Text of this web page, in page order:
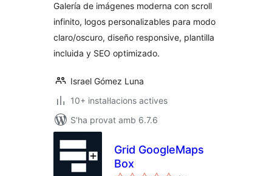
Galería de imágenes moderna con scroll
infinito, logos personalizables para modo
claro/oscuro, diseño responsive, plantilla
incluida y SEO optimizado.
Israel Gómez Luna
10+ instal·lacions actives
S'ha provat amb 6.7.6
Grid GoogleMaps
Box